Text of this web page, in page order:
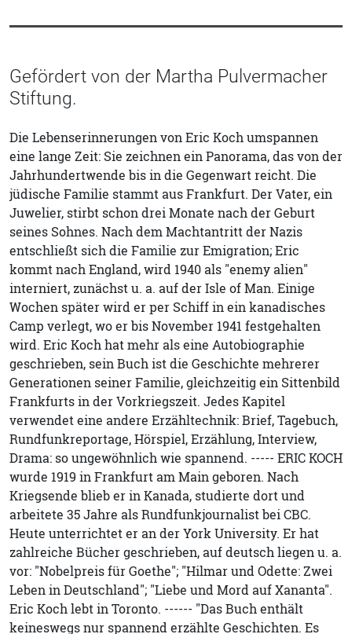
Gefördert von der Martha Pulvermacher
Stiftung.
Die Lebenserinnerungen von Eric Koch umspannen
eine lange Zeit: Sie zeichnen ein Panorama, das von der
Jahrhundertwende bis in die Gegenwart reicht. Die
jüdische Familie stammt aus Frankfurt. Der Vater, ein
Juwelier, stirbt schon drei Monate nach der Geburt
seines Sohnes. Nach dem Machtantritt der Nazis
entschließt sich die Familie zur Emigration; Eric
kommt nach England, wird 1940 als "enemy alien"
interniert, zunächst u. a. auf der Isle of Man. Einige
Wochen später wird er per Schiff in ein kanadisches
Camp verlegt, wo er bis November 1941 festgehalten
wird. Eric Koch hat mehr als eine Autobiographie
geschrieben, sein Buch ist die Geschichte mehrerer
Generationen seiner Familie, gleichzeitig ein Sittenbild
Frankfurts in der Vorkriegszeit. Jedes Kapitel
verwendet eine andere Erzähltechnik: Brief, Tagebuch,
Rundfunkreportage, Hörspiel, Erzählung, Interview,
Drama: so ungewöhnlich wie spannend. ----- ERIC KOCH
wurde 1919 in Frankfurt am Main geboren. Nach
Kriegsende blieb er in Kanada, studierte dort und
arbeitete 35 Jahre als Rundfunkjournalist bei CBC.
Heute unterrichtet er an der York University. Er hat
zahlreiche Bücher geschrieben, auf deutsch liegen u. a.
vor: "Nobelpreis für Goethe"; "Hilmar und Odette: Zwei
Leben in Deutschland"; "Liebe und Mord auf Xananta".
Eric Koch lebt in Toronto. ------ "Das Buch enthält
keineswegs nur spannend erzählte Geschichten. Es